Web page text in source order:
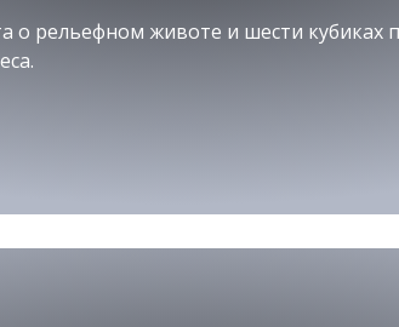
о рельефном животе и шести кубиках